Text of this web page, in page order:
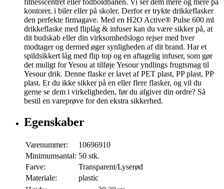
fitnesscentret eller fodboldbanen. Vi ser dem mere og mere på
kontorer, i biler eller på skoler. Derfor er trykte drikkeflasker
den perfekte firmagave. Med en H2O Active® Pulse 600 ml
drikkeflaske med fliplåg & infuser kan du være sikker på, at
dit budskab eller din virksomhedslogo rejser med hver
modtager og dermed øger synligheden af dit brand. Har et
spildsikkert låg med flip top og en aftagelig infuser, som gør
det muligt for Yesou at tilføje Yesour yndlings frugtsmag til
Yesour drik. Denne flaske er lavet af PET plast, PP plast, PP
plast. Er du ikke sikker på en eller flere flasker, og vil du
gerne se dem i virkeligheden, før du afgiver din ordre? Så
bestil en vareprøve for den ekstra sikkerhed.
Egenskaber
Varenummer:
10696910
Minimumsantal: 50 stk.
Farve:
Transparent/Lyserød
Materiale:
plastic